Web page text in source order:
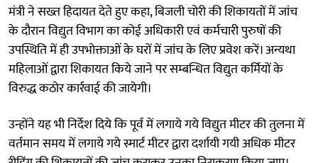
मंत्री ने सख्त हिदायत देते हुए कहा, बिजली चोरी की शिकायतों में जांच
के दौरान विद्युत विभाग का कोई अधिकारी एवं कर्मचारी पुरुषों की
उपस्थिति में ही उपभोक्ताओं के घरों में जांच के लिए प्रवेश करें। अन्यथा
महिलाओं द्वारा शिकायत किये जाने पर सम्बन्धित विद्युत कर्मियों के
विरुद्ध कठोर कार्रवाई की जायेगी।
उन्होंने यह भी निर्देश दिये कि पूर्व में लगाये गये विद्युत मीटर की तुलना में
वर्तमान समय में लगाये गये स्मार्ट मीटर द्वारा दर्शायी गयी अधिक मीटर